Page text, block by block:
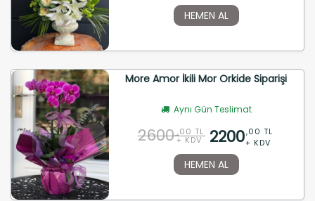
HEMEN AL
More Amor İkili Mor Orkide Siparişi
Aynı Gün Teslimat
2600 ,00 TL
+ KDV 2200,00 TL
+ KDV
HEMEN AL